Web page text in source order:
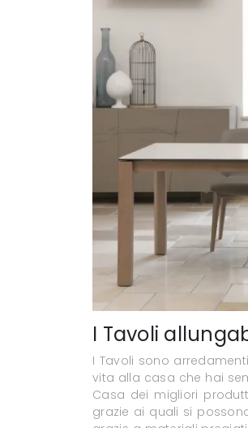
I Tavoli
I Tavoli sono
vita alla casa che hai
Casa dei migliori
grazie ai quali si